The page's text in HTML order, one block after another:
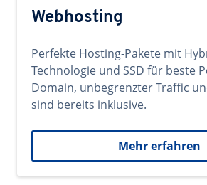
Webhosting
Perfekte Hosting-Pakete mit
Technologie und SSD für beste
Domain, unbegrenzter Traffic
sind bereits inklusive.
Mehr erfahren